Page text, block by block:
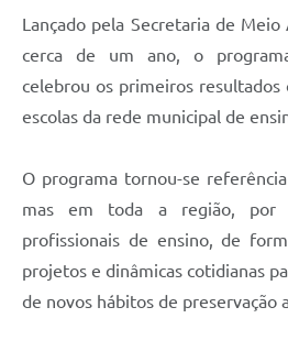
Lançado pela Secretaria de
cerca de um ano, o programa
celebrou os primeiros resultados
escolas da rede municipal de
O programa tornou-se
mas em toda a região, por
profissionais de ensino, de
projetos e dinâmicas cotidianas
de novos hábitos de preservação